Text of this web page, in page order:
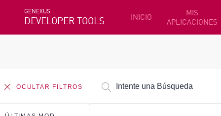
GENEXUS
DEVELOPER TOOLS INICIO
MIS
APLICACIONES